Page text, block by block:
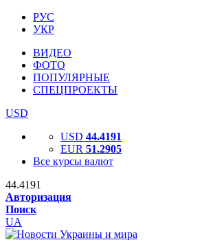
РУС
УКР
ВИДЕО
ФОТО
ПОПУЛЯРНЫЕ
СПЕЦПРОЕКТЫ
USD
USD 44.4191
EUR 51.2905
Все курсы валют
44.4191
Авторизация
Поиск
UA